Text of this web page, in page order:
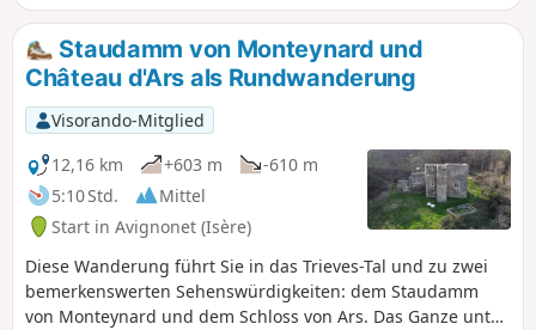
de-Clermont mit dem Tunnel und dem Viadukt der A51, den
Lac de Monteymard, die Corniche du Drac, die Écrins und
das Dévoluy.
Staudamm von Monteynard und
Château d'Ars als Rundwanderung
Visorando-Mitglied
12,16 km
+603 m
-610 m
5:10 Std.
Mittel
Start in Avignonet (Isère)
Diese Wanderung führt Sie in das Trieves-Tal und zu zwei
bemerkenswerten Sehenswürdigkeiten: dem Staudamm
von Monteynard und dem Schloss von Ars. Das Ganze unter